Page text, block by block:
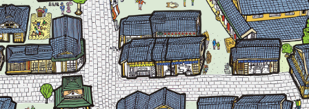
よしず張る
【続きを読む】